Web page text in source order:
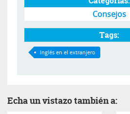
Consejos
Tags:
Inglés en el extranjero
Echa un vistazo también a: